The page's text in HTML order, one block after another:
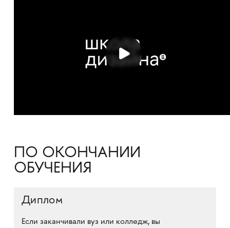
ПО ОКОНЧАНИИ
ОБУЧЕНИЯ
Диплом
Если заканчивали вуз или колледж, вы